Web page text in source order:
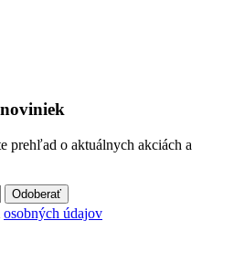
prehľad o aktuálnych akciách a
Odoberať
osobných údajov